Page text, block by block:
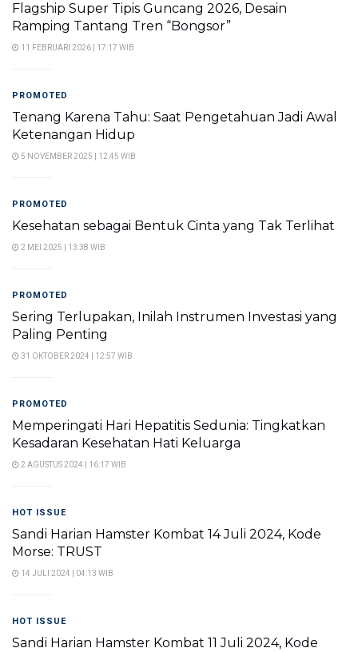
Flagship Super Tipis Guncang 2026, Desain
Ramping Tantang Tren “Bongsor”
11 FEBRUARI 2026 | 17:17 WIB
PROMOTED
Tenang Karena Tahu: Saat Pengetahuan Jadi Awal
Ketenangan Hidup
5 NOVEMBER 2025 | 12:45 WIB
PROMOTED
Kesehatan sebagai Bentuk Cinta yang Tak Terlihat
2 MEI 2025 | 13:38 WIB
PROMOTED
Sering Terlupakan, Inilah Instrumen Investasi yang
Paling Penting
31 OKTOBER 2024 | 12:57 WIB
PROMOTED
Memperingati Hari Hepatitis Sedunia: Tingkatkan
Kesadaran Kesehatan Hati Keluarga
2 AGUSTUS 2024 | 16:17 WIB
HOT ISSUE
Sandi Harian Hamster Kombat 14 Juli 2024, Kode
Morse: TRUST
14 JULI 2024 | 04:13 WIB
HOT ISSUE
Sandi Harian Hamster Kombat 11 Juli 2024, Kode